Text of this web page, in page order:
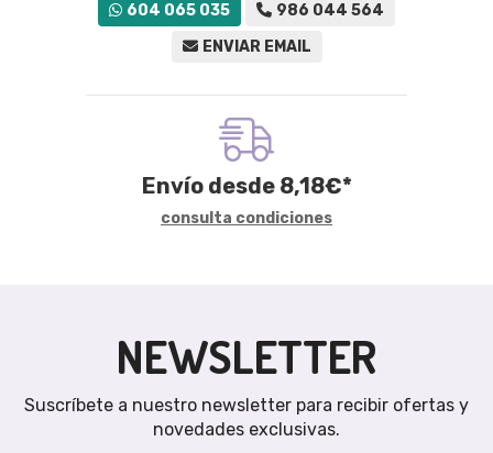
604 065 035
986 044 564
ENVIAR EMAIL
Envío desde 8,18€*
consulta condiciones
NEWSLETTER
Suscríbete a nuestro newsletter para recibir ofertas y
novedades exclusivas.